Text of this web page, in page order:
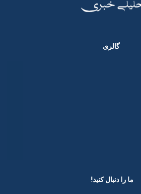
گالری
ما را دنبال کنید! ​